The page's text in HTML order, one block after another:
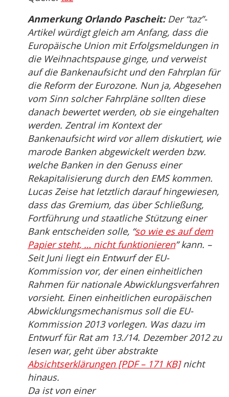
Anmerkung Orlando Pascheit:Der “taz”-
Artikel würdigt gleich am Anfang, dass die
Europäische Union mit Erfolgsmeldungen in
die Weihnachtspause ginge, und verweist
auf die Bankenaufsicht und den Fahrplan für
die Reform der Eurozone. Nun ja, Abgesehen
vom Sinn solcher Fahrpläne sollten diese
danach bewertet werden, ob sie eingehalten
werden. Zentral im Kontext der
Bankenaufsicht wird vor allem diskutiert, wie
marode Banken abgewickelt werden bzw.
welche Banken in den Genuss einer
Rekapitalisierung durch den EMS kommen.
Lucas Zeise hat letztlich darauf hingewiesen,
dass das Gremium, das über Schließung,
Fortführung und staatliche Stützung einer
Bank entscheiden solle, “so wie es auf dem
Papier steht, … nicht funktionieren” kann. –
Seit Juni liegt ein Entwurf der EU-
Kommission vor, der einen einheitlichen
Rahmen für nationale Abwicklungsverfahren
vorsieht. Einen einheitlichen europäischen
Abwicklungsmechanismus soll die EU-
Kommission 2013 vorlegen. Was dazu im
Entwurf für Rat am 13./14. Dezember 2012 zu
lesen war, geht über abstrakte
Absichtserklärungen [PDF – 171 KB]nicht
hinaus.
Da ist von einer